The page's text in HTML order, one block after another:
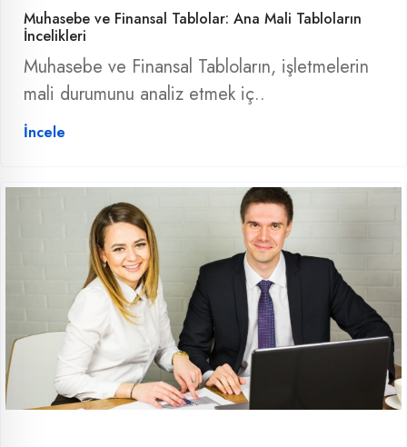
Muhasebe ve Finansal Tablolar: Ana Mali Tabloların
İncelikleri
Muhasebe ve Finansal Tabloların, işletmelerin
mali durumunu analiz etmek iç..
İncele